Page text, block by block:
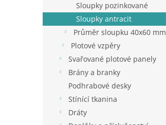
l
Sloupky pozinkované
Sloupky antracit
Průměr sloupku 40x60 mm
Plotové vzpěry
Svařované plotové panely
Brány a branky
Podhrabové desky
Stínící tkanina
Dráty